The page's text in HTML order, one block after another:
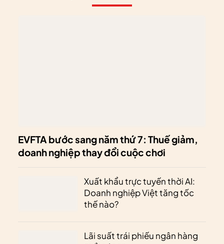
EVFTA bước sang năm thứ 7: Thuế giảm,
doanh nghiệp thay đổi cuộc chơi
Xuất khẩu trực tuyến thời AI:
Doanh nghiệp Việt tăng tốc
thế nào?
Lãi suất trái phiếu ngân hàng